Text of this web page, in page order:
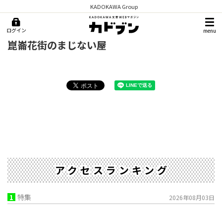
KADOKAWA Group
ログイン menu
崑崙花街のまじない屋
アクセスランキング
1 特集 2026年08月03日